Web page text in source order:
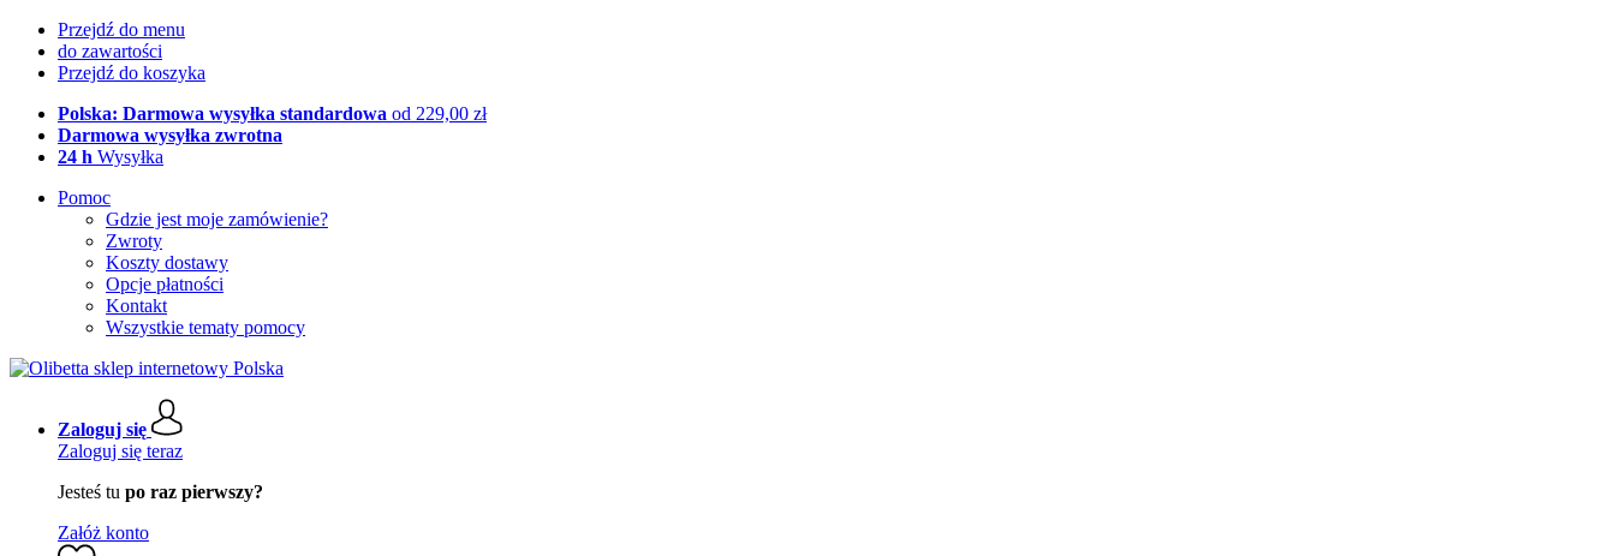
Przejdź do menu
do zawartości
Przejdź do koszyka
Polska: Darmowa wysyłka standardowa od 229,00 zł
Darmowa wysyłka zwrotna
24 h Wysyłka
Pomoc
Gdzie jest moje zamówienie?
Zwroty
Koszty dostawy
Opcje płatności
Kontakt
Wszystkie tematy pomocy
Zaloguj się
Zaloguj się teraz
Jesteś tu po raz pierwszy?
Załóż konto